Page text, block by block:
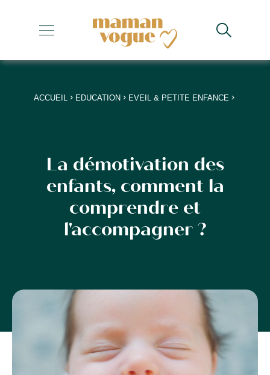
+
+
+
+
ACCUEIL> EDUCATION> EVEIL & PETITE ENFANCE>
La démotivation des
enfants, comment la
comprendre et
l'accompagner ?